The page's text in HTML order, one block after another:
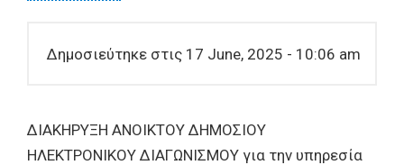
Δημοσιεύτηκε στις 17 June, 2025 - 10:06 am
ΔΙΑΚΗΡYΞΗ ΑΝΟΙΚTΟY ΔΗΜΟΣΙΟΥ
ΗΛΕΚΤΡΟΝΙΚΟΥ ΔΙΑΓΩΝΙΣΜΟΥ για την υπηρεσία